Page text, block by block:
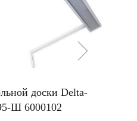
доски Delta-
Ш 6000102